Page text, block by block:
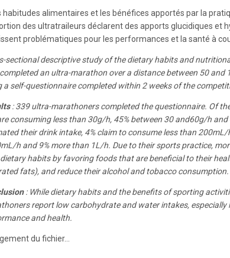
habitudes alimentaires et les bénéfices apportés par la
des ultratraileurs déclarent des apports glucidiques et
problématiques pour les performances et la santé à
sectional descriptive study of the dietary habits and
an ultra-marathon over a distance between 50 and
a self-questionnaire completed within 2 weeks of the
: 339 ultra-marathoners completed the questionnaire. Of
consuming less than 30g/h, 45% between 30 and60g/h
their drink intake, 4% claim to consume less than
h and 9% more than 1L/h. Due to their sports practice,
habits by favoring foods that are beneficial to their
fats), and reduce their alcohol and tobacco consumption.
: While dietary habits and the benefits of sporting
report low carbohydrate and water intakes,
and health.
du fichier...